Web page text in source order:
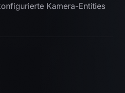
Kamera-Entities